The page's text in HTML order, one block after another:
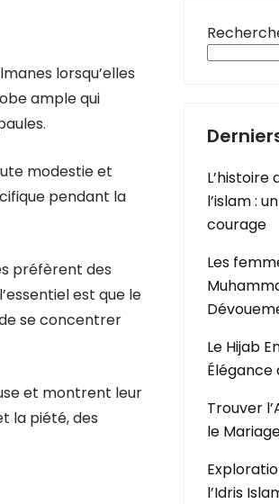
lorsqu’elles
ample qui
modestie et
pendant la
préfèrent des
est que le
se concentrer
et montrent leur
la piété, des
L’histoire
l’islam :
courage
Les
Le Hijab
Élégance
Trouver
le
l’Idris